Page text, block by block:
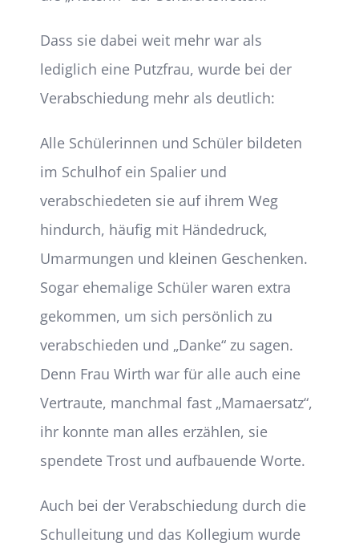
Dass sie dabei weit mehr war als
lediglich eine Putzfrau, wurde bei der
Verabschiedung mehr als deutlich:
Alle Schülerinnen und Schüler bildeten
im Schulhof ein Spalier und
verabschiedeten sie auf ihrem Weg
hindurch, häufig mit Händedruck,
Umarmungen und kleinen Geschenken.
Sogar ehemalige Schüler waren extra
gekommen, um sich persönlich zu
verabschieden und „Danke“ zu sagen.
Denn Frau Wirth war für alle auch eine
Vertraute, manchmal fast „Mamaersatz“,
ihr konnte man alles erzählen, sie
spendete Trost und aufbauende Worte.
Auch bei der Verabschiedung durch die
Schulleitung und das Kollegium wurde